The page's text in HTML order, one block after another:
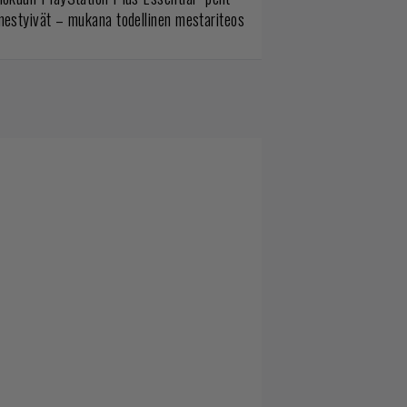
– mukana todellinen mestariteos